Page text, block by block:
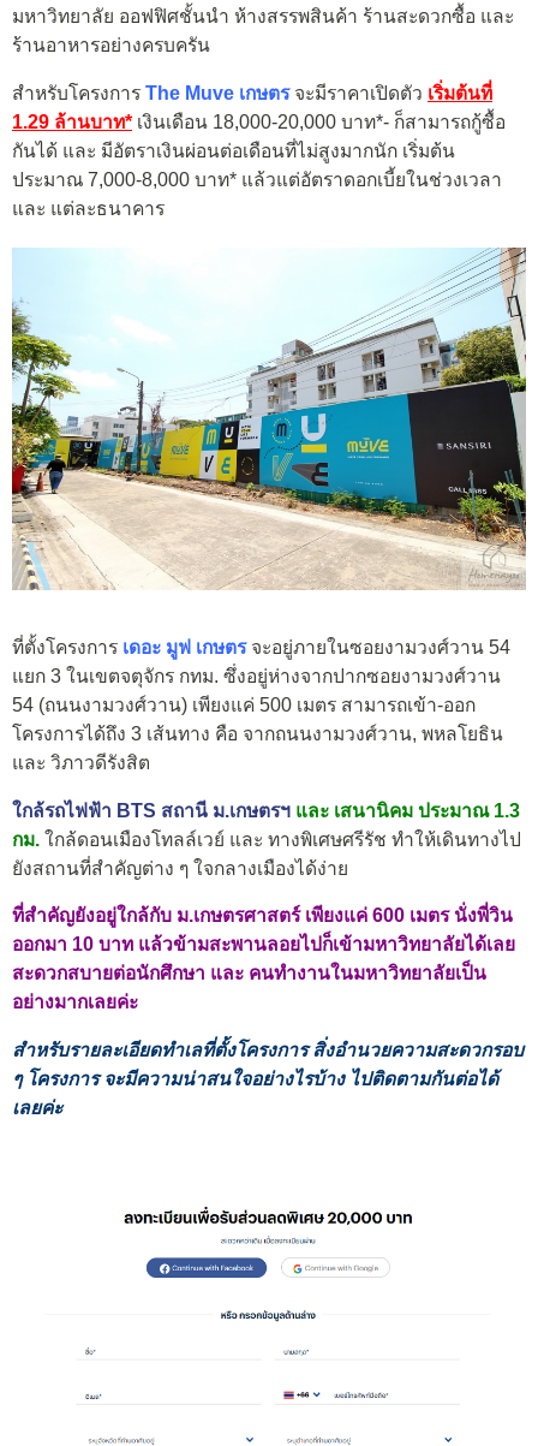
มหาวิทยาลัย ออฟฟิศชั้นนำ ห้างสรรพสินค้า ร้านสะดวกซื้อ และ
ร้านอาหารอย่างครบครัน
สำหรับโครงการ The Muve เกษตรจะมีราคาเปิดตัว เริ่มต้นที่
1.29 ล้านบาท* เงินเดือน 18,000-20,000 บาท*- ก็สามารถกู้ซื้อ
กันได้ และ มีอัตราเงินผ่อนต่อเดือนที่ไม่สูงมากนัก เริ่มต้น
ประมาณ 7,000-8,000 บาท* แล้วแต่อัตราดอกเบี้ยในช่วงเวลา
และ แต่ละธนาคาร
ที่ตั้งโครงการ เดอะ มูฟ เกษตร จะอยู่ภายในซอยงามวงศ์วาน 54
แยก 3 ในเขตจตุจักร กทม. ซึ่งอยู่ห่างจากปากซอยงามวงศ์วาน
54 (ถนนงามวงศ์วาน) เพียงแค่ 500 เมตร สามารถเข้า-ออก
โครงการได้ถึง 3 เส้นทาง คือ จากถนนงามวงศ์วาน, พหลโยธิน
และ วิภาวดีรังสิต
ใกล้รถไฟฟ้า BTS สถานี ม.เกษตรฯ และ เสนานิคม ประมาณ 1.3
กม. ใกล้ดอนเมืองโทลล์เวย์ และ ทางพิเศษศรีรัช ทำให้เดินทางไป
ยังสถานที่สำคัญต่าง ๆ ใจกลางเมืองได้ง่าย
ที่สำคัญยังอยู่ใกล้กับ ม.เกษตรศาสตร์ เพียงแค่ 600 เมตร นั่งพี่วิน
ออกมา 10 บาท แล้วข้ามสะพานลอยไปก็เข้ามหาวิทยาลัยได้เลย
สะดวกสบายต่อนักศึกษา และ คนทำงานในมหาวิทยาลัยเป็น
อย่างมากเลยค่ะ
สำหรับรายละเอียดทำเลที่ตั้งโครงการ สิ่งอำนวยความสะดวกรอบ
ๆ โครงการ จะมีความน่าสนใจอย่างไรบ้าง ไปติดตามกันต่อได้
เลยค่ะ